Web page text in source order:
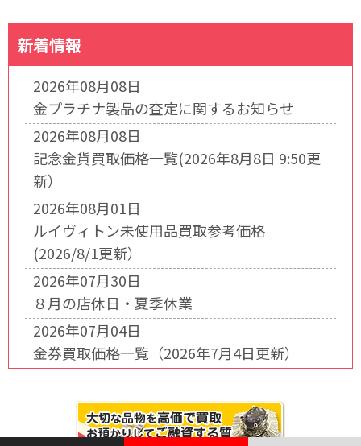
新着情報
2026年08月08日
金プラチナ製品の査定に関するお知らせ
2026年08月08日
記念金貨買取価格一覧(2026年8月8日 9:50更
新）
2026年08月01日
ルイヴィトン未使用品買取参考価格
(2026/8/1更新）
2026年07月30日
８月の店休日・夏季休業
2026年07月04日
金券買取価格一覧（2026年7月4日更新）